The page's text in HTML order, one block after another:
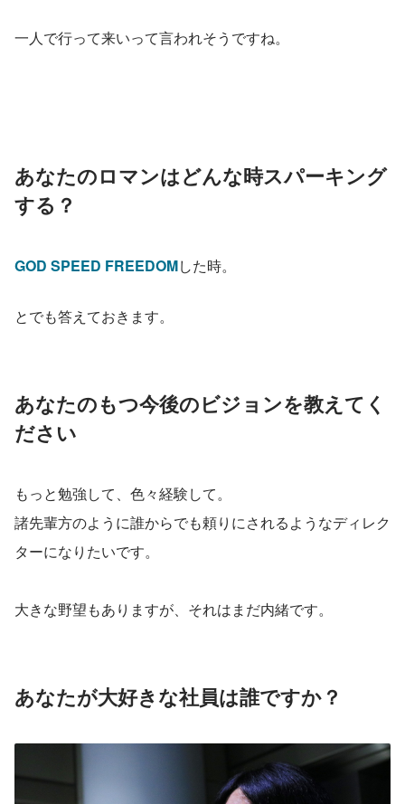
一人で行って来いって言われそうですね。
あなたのロマンはどんな時スパーキング
する？
GOD SPEED FREEDOMした時。
とでも答えておきます。
あなたのもつ今後のビジョンを教えてく
ださい
もっと勉強して、色々経験して。
諸先輩方のように誰からでも頼りにされるようなディレク
ターになりたいです。
大きな野望もありますが、それはまだ内緒です。
あなたが大好きな社員は誰ですか？